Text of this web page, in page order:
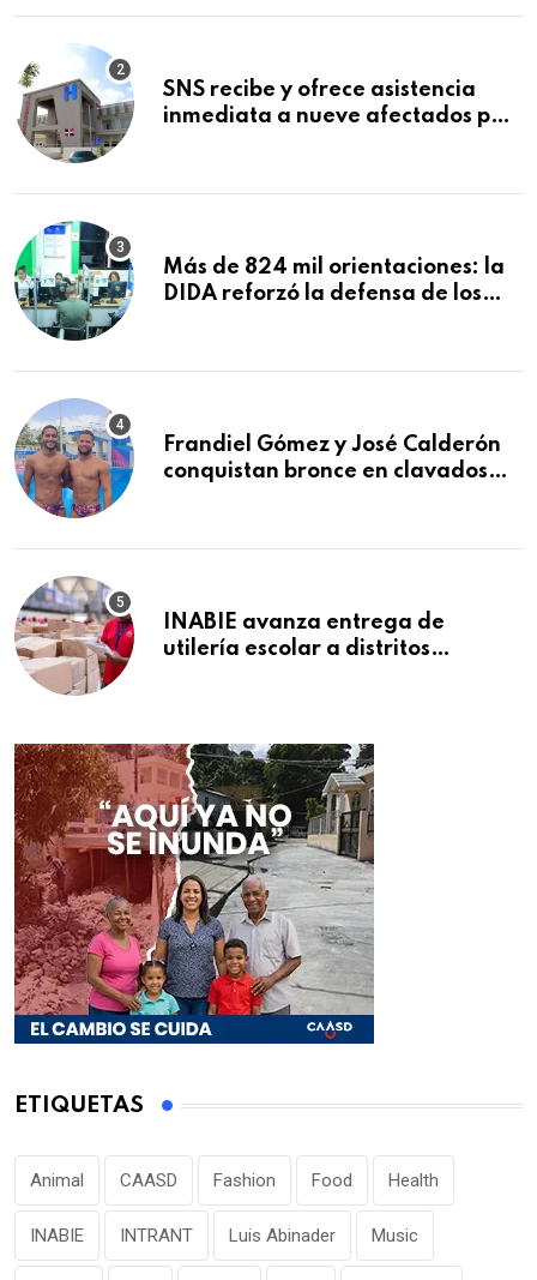
SNS recibe y ofrece asistencia
inmediata a nueve afectados por
Macorís
Más de 824 mil orientaciones: la
DIDA reforzó la defensa de los
Frandiel Gómez y José Calderón
conquistan bronce en clavados
INABIE avanza entrega de
utilería escolar a distritos
ETIQUETAS
Animal CAASD Fashion Food Health
INABIE INTRANT Luis Abinader Music